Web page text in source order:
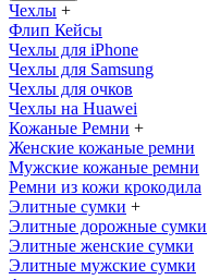
Чехлы +
Флип Кейсы
Чехлы для iPhone
Чехлы для Samsung
Чехлы для очков
Чехлы на Huawei
Кожаные Ремни +
Женские кожаные ремни
Мужские кожаные ремни
Ремни из кожи крокодила
Элитные сумки +
Элитные дорожные сумки
Элитные женские сумки
Элитные мужские сумки